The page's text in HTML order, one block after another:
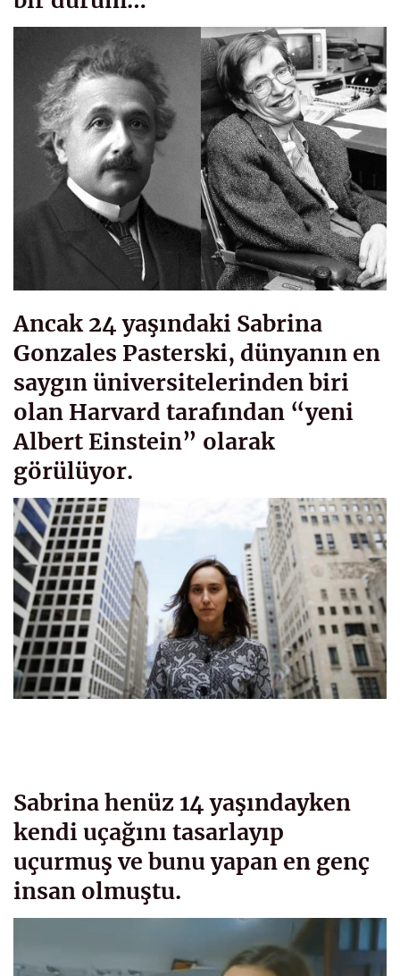
Ancak 24 yaşındaki Sabrina
Gonzales Pasterski, dünyanın en
saygın üniversitelerinden biri
olan Harvard tarafından “yeni
Albert Einstein” olarak
görülüyor.
Sabrina henüz 14 yaşındayken
kendi uçağını tasarlayıp
uçurmuş ve bunu yapan en genç
insan olmuştu.